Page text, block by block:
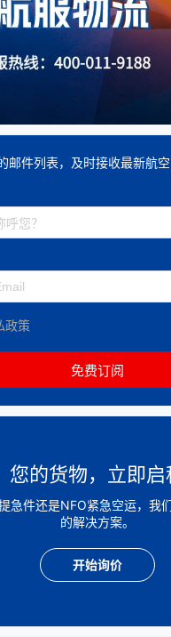
邮件列表，及时接收最新航空
政策
您的货物，立即启
急件还是NFO紧急空运，我
的解决方案。
开始询价